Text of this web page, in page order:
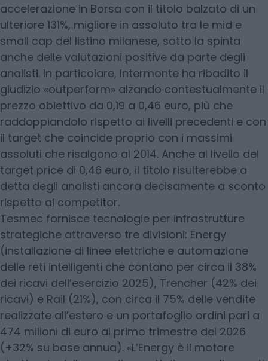
accelerazione in Borsa con il titolo balzato di un
ulteriore 131%, migliore in assoluto tra le mid e
small cap del listino milanese, sotto la spinta
anche delle valutazioni positive da parte degli
analisti. In particolare, Intermonte ha ribadito il
giudizio «outperform» alzando contestualmente il
prezzo obiettivo da 0,19 a 0,46 euro, più che
raddoppiandolo rispetto ai livelli precedenti e con
il target che coincide proprio con i massimi
assoluti che risalgono al 2014. Anche al livello del
target price di 0,46 euro, il titolo risulterebbe a
detta degli analisti ancora decisamente a sconto
rispetto ai competitor.
Tesmec fornisce tecnologie per infrastrutture
strategiche attraverso tre divisioni: Energy
(installazione di linee elettriche e automazione
delle reti intelligenti che contano per circa il 38%
dei ricavi dell’esercizio 2025), Trencher (42% dei
ricavi) e Rail (21%), con circa il 75% delle vendite
realizzate all’estero e un portafoglio ordini pari a
474 milioni di euro al primo trimestre del 2026
(+32% su base annua). «L’Energy è il motore